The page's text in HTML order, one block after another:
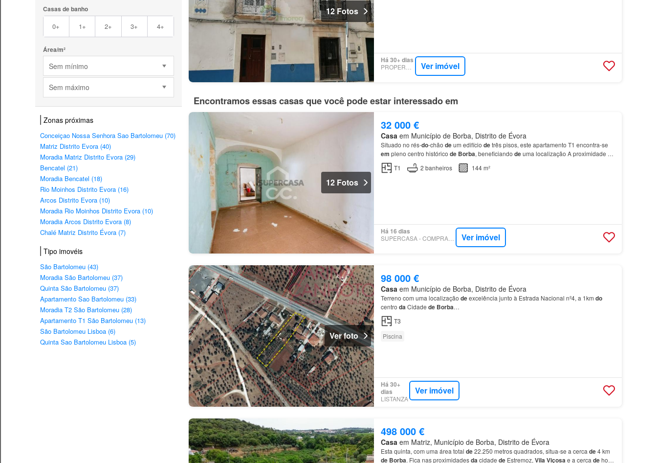
Casas de banho
0+ 1+ 2+ 3+ 4+
Área/m²
Sem mínimo
Sem máximo
Zonas próximas
Conceiçao Nossa Senhora Sao Bartolomeu (70)
Matriz Distrito Evora (40)
Moradia Matriz Distrito Evora (29)
Bencatel (21)
Moradia Bencatel (18)
Rio Moinhos Distrito Evora (16)
Arcos Distrito Evora (10)
Moradia Rio Moinhos Distrito Evora (10)
Moradia Arcos Distrito Evora (8)
Chalé Matriz Distrito Évora (7)
Tipo imovéis
São Bartolomeu (43)
Moradia São Bartolomeu (37)
Quinta São Bartolomeu (37)
Apartamento Sao Bartolomeu (33)
Moradia T2 São Bartolomeu (28)
Apartamento T1 São Bartolomeu (13)
São Bartolomeu Lisboa (6)
Quinta Sao Bartolomeu Lisboa (5)
12 Fotos
Há 30+ dias
PROPERSTAR Ver imóvel
Encontramos essas casas que você pode estar interessado em
12 Fotos
32 000 €
Casa em Município de Borba, Distrito de Évora
Situado no rés-do-chão deum edifício detrês pisos, este apartamento T1 encontra-se
em pleno centro histórico de Borba, beneficiando deuma localização A proximidade a
Évora (Património Mundial daUNESCO),
T1 2 banheiros 144 m²
Há 16 dias
SUPERCASA - COMPRARCASA ÉVORA Ver imóvel
Ver foto
98 000 €
Casa em Município de Borba, Distrito de Évora
Terreno com uma localização deexcelência junto à Estrada Nacional nº4, a 1km do
centro daCidade de Borba…
T3
Piscina
Há 30+
dias
LISTANZA
Ver imóvel
498 000 €
Casa em Matriz, Município de Borba, Distrito de Évora
Esta quinta, com uma área total de22.250 metros quadrados, situa-se a cerca de4 km
de Borba. Fica nas proximidadesdacidade deEstremoz, VilaViçosae a cerca dehora